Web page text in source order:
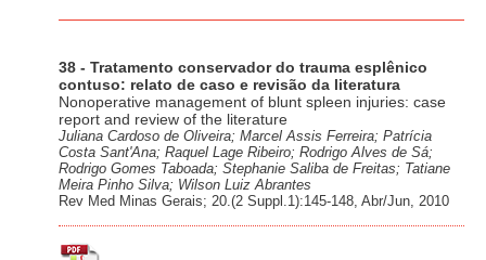
38 - Tratamento conservador do trauma esplênico
contuso: relato de caso e revisão da literatura
Nonoperative management of blunt spleen injuries: case
report and review of the literature
Juliana Cardoso de Oliveira; Marcel Assis Ferreira; Patrícia
Costa Sant'Ana; Raquel Lage Ribeiro; Rodrigo Alves de Sá;
Rodrigo Gomes Taboada; Stephanie Saliba de Freitas; Tatiane
Meira Pinho Silva; Wilson Luiz Abrantes
Rev Med Minas Gerais; 20.(2 Suppl.1):145-148, Abr/Jun, 2010